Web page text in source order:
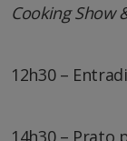
Cooking Show
12h30 –
14h30 – Prato